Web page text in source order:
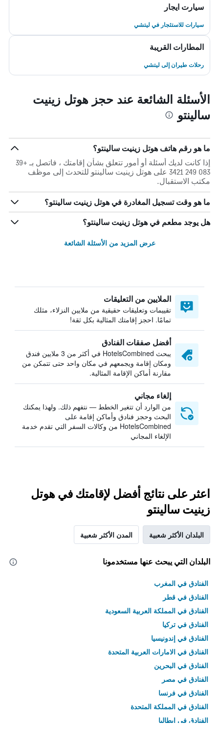
سيارت ايجار
سيارات للاستئجار في ليتشي
المطارات القريبة
رحلات طيران إلى ليتشي
الأسئلة الشائعة عند حجز هوتل زينيت
سالينتو
ما هو رقم هاتف هوتل زينيت سالينتو؟
إذا كانت لديك أسئلة أو أمور تتعلق بشأن إقامتك ، فاتصل بـ +39
083 249 3421 على هوتل زينيت سالينتو للتحدث إلى موظف
مكتب الاستقبال.
ما هو وقت تسجيل المغادرة في هوتل زينيت سالينتو؟
هل يوجد مطعم في هوتل زينيت سالينتو؟
عرض المزيد من الأسئلة الشائعة
الملايين من التعليقات
تقييمات وتعليقات حقيقية من ملايين النزلاء، مثلك
تمامًا. احجز إقامتك المثالية بكل ثقة!
أفضل صفقات الفنادق
يبحث HotelsCombined في أكثر من 3 ملايين فندق
ومكان إقامة ويجمعهم في مكان واحد حتى تتمكن من
مقارنة أماكن الإقامة المثالية.
إلغاء مجاني
من الوارد أن تتغير الخطط — نتفهم ذلك. ولهذا يمكنك
البحث وحجز فنادق وأماكن إقامة على
HotelsCombined من وكالات السفر التي تقدم خدمة
الإلغاء المجاني
اعثر على نتائج أفضل لإقامتك في هوتل
زينيت سالينتو
البلدان الأكثر شعبية المدن الأكثر شعبية
البلدان التي يبحث عنها مستخدمونا
الفنادق في المغرب
الفنادق في قطر
الفنادق في المملكة العربية السعودية
الفنادق في تركيا
الفنادق في إندونيسيا
الفنادق في الامارات العربية المتحدة
الفنادق في البحرين
الفنادق في مصر
الفنادق في فرنسا
الفنادق في المملكة المتحدة
الفنادق في إيطاليا